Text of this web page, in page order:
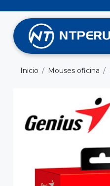
Inicio Mouses oficina